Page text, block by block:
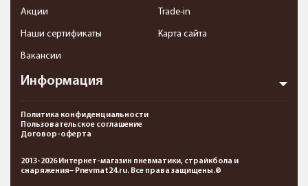
Информация
Акции
Наши сертификаты
Вакансии
Trade-in
Карта сайта
Политика конфиденциальности
Пользовательское соглашение
Договор-оферта
2013-2026 Интернет-магазин пневматики, страйкбола и
снаряжения– Pnevmat24.ru. Все права защищены.©